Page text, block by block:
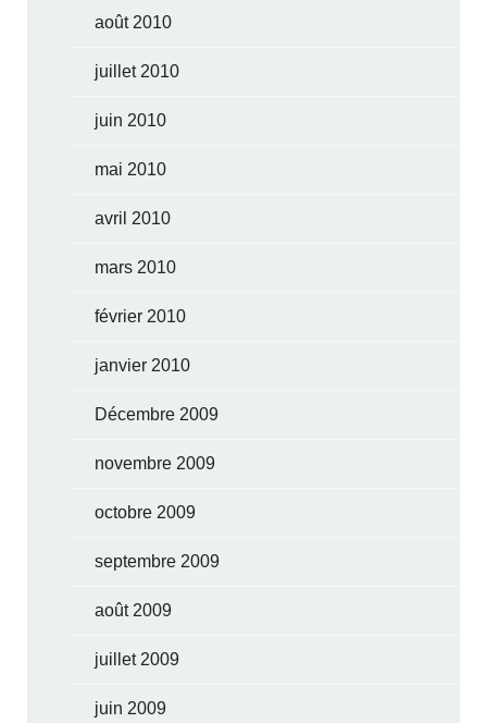
août 2010
juillet 2010
juin 2010
mai 2010
avril 2010
mars 2010
février 2010
janvier 2010
Décembre 2009
novembre 2009
octobre 2009
septembre 2009
août 2009
juillet 2009
juin 2009